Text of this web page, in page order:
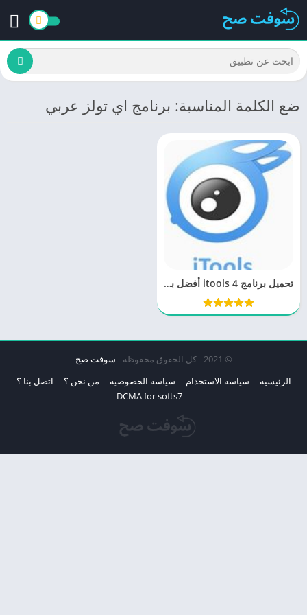
ضع الكلمة المناسبة: برنامج اي تولز عربي
تحميل برنامج itools 4 أفضل برامج نقل iPhone مجانا
© 2021 - كل الحقوق محفوظة -
سوفت صح
الرئيسية
سياسة الاستخدام سياسة الخصوصية من نحن ؟
اتصل بنا ؟
DCMA for softs7